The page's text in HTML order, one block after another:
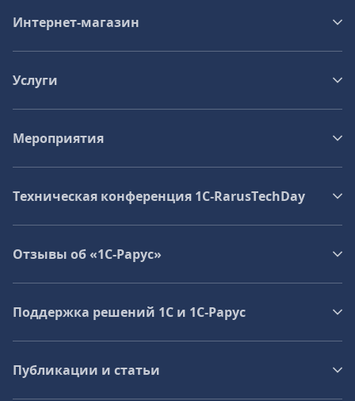
Интернет-магазин
Услуги
Мероприятия
Техническая конференция 1C‑RarusTechDay
Отзывы об «1С-Рарус»
Поддержка решений 1С и 1С‑Рарус
Публикации и статьи